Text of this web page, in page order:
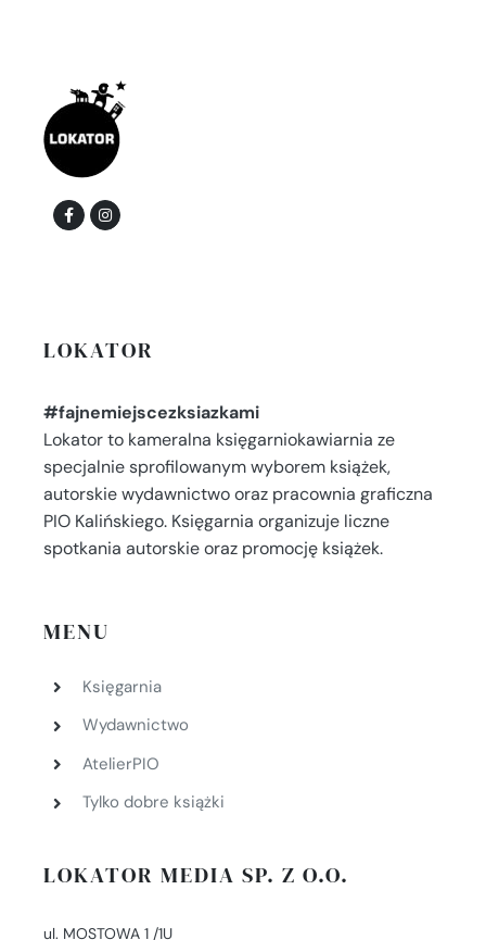
LOKATOR
#fajnemiejscezksiazkami
Lokator to kameralna księgarniokawiarnia ze
specjalnie sprofilowanym wyborem książek,
autorskie wydawnictwo oraz pracownia graficzna
PIO Kalińskiego. Księgarnia organizuje liczne
spotkania autorskie oraz promocję książek.
MENU
Księgarnia
Wydawnictwo
AtelierPIO
Tylko dobre książki
LOKATOR MEDIA SP. Z O.O.
ul. MOSTOWA 1 /1U